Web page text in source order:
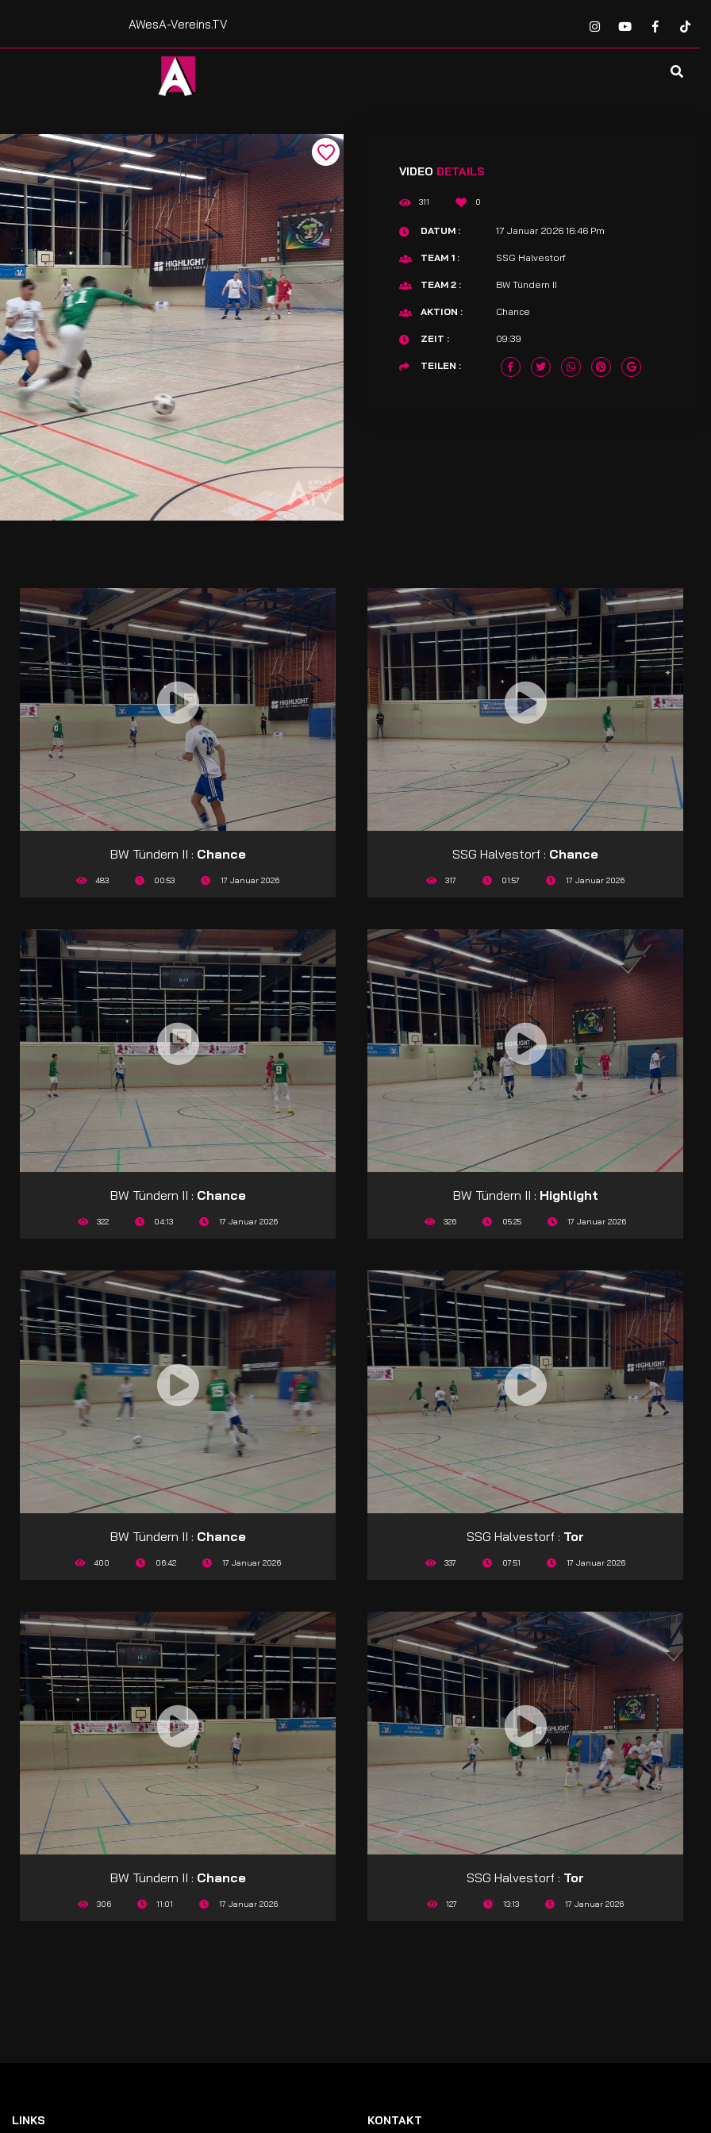
AWesA-Vereins.TV
VIDEO DETAILS
311 0
DATUM 17 Januar 2026 16:46 Pm
TEAM 1 SSG Halvestorf
TEAM 2 BW Tündern II
AKTION Chance
ZEIT 09:39
TEILEN
BW Tündern II : Chance
483 00:53 17 Januar 2026
SSG Halvestorf : Chance
317 01:57 17 Januar 2026
BW Tündern II : Chance
322 04:13 17 Januar 2026
BW Tündern II : Highlight
326 05:25 17 Januar 2026
BW Tündern II : Chance
400 06:42 17 Januar 2026
SSG Halvestorf : Tor
337 07:51 17 Januar 2026
BW Tündern II : Chance
306 11:01 17 Januar 2026
SSG Halvestorf : Tor
127 13:13 17 Januar 2026
LINKS KONTAKT